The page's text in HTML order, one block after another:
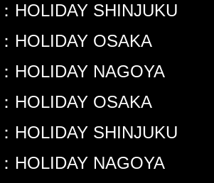
HOLIDAY SHINJUKU
HOLIDAY OSAKA
HOLIDAY NAGOYA
HOLIDAY OSAKA
HOLIDAY SHINJUKU
HOLIDAY NAGOYA